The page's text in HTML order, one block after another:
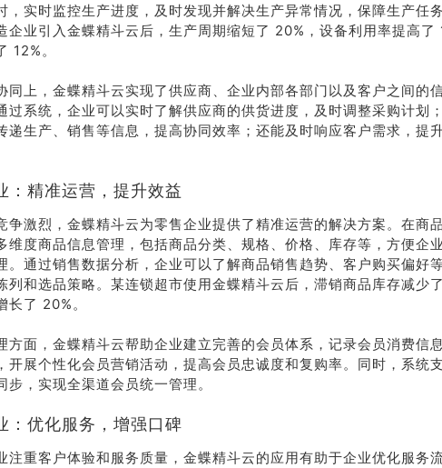
，实时监控生产进度，及时发现并解决生产异常情况，保障生产任务
企业引入金蝶精斗云后，生产周期缩短了 20%，设备利用率提高了
12%。
同上，金蝶精斗云实现了供应商、企业内部各部门以及客户之间的
过系统，企业可以实时了解供应商的供货进度，及时调整采购计划
递生产、销售等信息，提高协同效率；还能及时响应客户需求，提
：精准运营，提升效益
争激烈，金蝶精斗云为零售企业提供了精准运营的解决方案。在商
维度商品信息管理，包括商品分类、规格、价格、库存等，方便企
。通过销售数据分析，企业可以了解商品销售趋势、客户购买偏好
列和选品策略。某连锁超市使用金蝶精斗云后，滞销商品库存减少
长了 20%。
方面，金蝶精斗云帮助企业建立完善的会员体系，记录会员消费信
开展个性化会员营销活动，提高会员忠诚度和复购率。同时，系统
步，实现全渠道会员统一管理。
：优化服务，增强口碑
注重客户体验和服务质量，金蝶精斗云的应用有助于企业优化服务